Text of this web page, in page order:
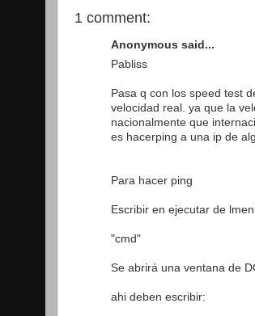
1 comment:
Anonymous said...
Pabliss
Pasa q con los speed test
velocidad real. ya que la
nacionalmente que
es hacerping a una ip de
Para hacer ping
Escribir en ejecutar de
"cmd"
Se abrirá una ventana de
ahi deben escribir: